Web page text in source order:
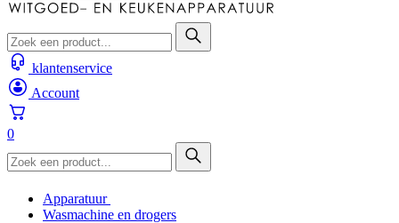
klantenservice
Account
0
Apparatuur
Wasmachine en drogers